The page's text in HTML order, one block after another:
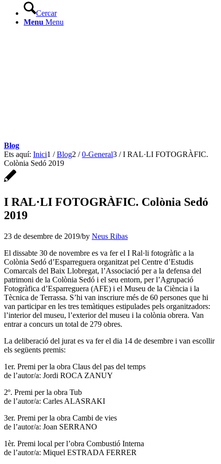
Cercar
Menu Menu
Blog
Ets aquí: Inici1 / Blog2 / 0-General3 / I RAL·LI FOTOGRÀFIC.
Colònia Sedó 2019
I RAL·LI FOTOGRÀFIC. Colònia Sedó
2019
23 de desembre de 2019/by Neus Ribas
El dissabte 30 de novembre es va fer el I Ral·li fotogràfic a la
Colònia Sedó d’Esparreguera organitzat pel Centre d’Estudis
Comarcals del Baix Llobregat, l’Associació per a la defensa del
patrimoni de la Colònia Sedó i el seu entorn, per l’Agrupació
Fotogràfica d’Esparreguera (AFE) i el Museu de la Ciència i la
Tècnica de Terrassa. S’hi van inscriure més de 60 persones que hi
van participar en les tres temàtiques estipulades pels organitzadors:
l’interior del museu, l’exterior del museu i la colònia obrera. Van
entrar a concurs un total de 279 obres.
La deliberació del jurat es va fer el dia 14 de desembre i van escollir
els següents premis:
1er. Premi per la obra Claus del pas del temps
de l’autor/a: Jordi ROCA ZANUY
2º. Premi per la obra Tub
de l’autor/a: Carles ALASRAKI
3er. Premi per la obra Cambi de vies
de l’autor/a: Joan SERRANO
1èr. Premi local per l’obra Combustió Interna
de l’autor/a: Miquel ESTRADA FERRER